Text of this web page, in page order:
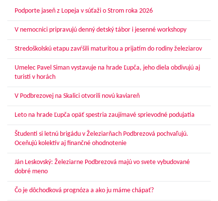
Podporte jaseň z Lopeja v súťaži o Strom roka 2026
V nemocnici pripravujú denný detský tábor i jesenné workshopy
Stredoškolskú etapu zavŕšili maturitou a prijatím do rodiny železiarov
Umelec Pavel Siman vystavuje na hrade Ľupča, jeho diela obdivujú aj
turisti v horách
V Podbrezovej na Skalici otvorili novú kaviareň
Leto na hrade Ľupča opäť spestria zaujímavé sprievodné podujatia
Študenti si letnú brigádu v Železiarňach Podbrezová pochvaľujú.
Oceňujú kolektív aj finančné ohodnotenie
Ján Leskovský: Železiarne Podbrezová majú vo svete vybudované
dobré meno
Čo je dôchodková prognóza a ako ju máme chápať?